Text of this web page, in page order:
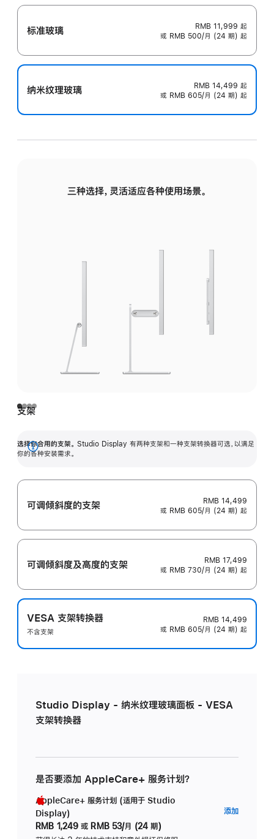
标准玻璃 RMB 11,999 起
或 RMB 500/月 (24 期) 起
纳米纹理玻璃 RMB 14,499 起
或 RMB 605/月 (24 期) 起
三种选择，灵活适应各种使用场景。
支架
选择你合用的支架。 Studio Display 有两种支架和一种支架转换器可选，以满足
你的各种安装需求。
展
可调倾斜度的支架
RMB 14,499
或 RMB 605/月 (24 期) 起
可调倾斜度及高‍度的支‍架
RMB 17,499
或 RMB 730/月 (24 期) 起
VESA 支架转换器
不含支架
RMB 14,499
或 RMB 605/月 (24 期) 起
Studio Display - 纳米纹理玻璃面板 - VESA
支架转换器
是否要添加 AppleCare+ 服务计划？
AppleCare+ 服务计划 (适用于 Studio
Display)
RMB 1,249 或 RMB 53/月 (24 期)
添加